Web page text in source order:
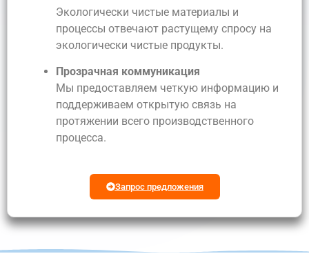
Экологически чистые материалы и
процессы отвечают растущему спросу на
экологически чистые продукты.
Прозрачная коммуникация
Мы предоставляем четкую информацию и
поддерживаем открытую связь на
протяжении всего производственного
процесса.
Запрос предложения